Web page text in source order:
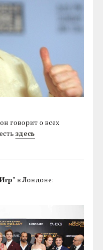
говорит о всех
здесь
в Лондоне: